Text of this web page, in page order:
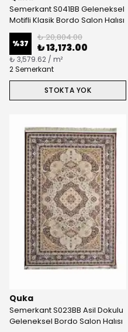
Semerkant S041BB Geleneksel
Motifli Klasik Bordo Salon Halısı
%37
₺ 20,804.00
₺ 13,173.00
₺ 3,579.62 / m²
2 Semerkant
STOKTA YOK
Quka
Semerkant S023BB Asil Dokulu
Geleneksel Bordo Salon Halısı